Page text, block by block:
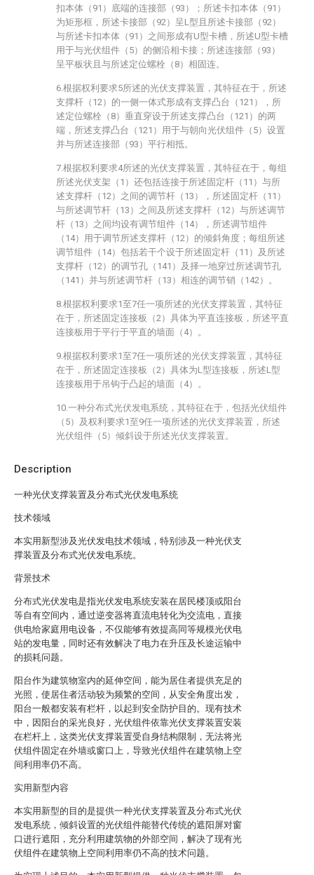
Description
一种光伏支撑装置及分布式光伏发电系统
技术领域
本实用新型涉及光伏发电技术领域，特别涉及一种光伏支
撑装置及分布式光伏发电系统。
背景技术
分布式光伏发电是指光伏发电系统安装在居民楼顶或阳台
等自有空间内，通过逆变器将直流电转化为交流电，直接
供电给家庭用电设备，不仅能够有效提高同等规模光伏电
站的发电量，同时还有效解决了电力在升压及长途运输中
的损耗问题。
阳台作为建筑物室内的延伸空间，能为居住者提供充足的
光照，使居住者活动较为频繁的空间，从安全角度出发，
阳台一般都安装有栏杆，以起到安全防护目的。现有技术
中，因阳台的采光良好，光伏组件依靠光伏支撑装置安装
在栏杆上，这类光伏支撑装置受自身结构限制，无法将光
伏组件固定在外墙或窗口上，导致光伏组件在建筑物上空
间利用率仍不高。
实用新型内容
本实用新型的目的是提供一种光伏支撑装置及分布式光伏
发电系统，倾斜设置的光伏组件能替代传统的遮阳屏对窗
口进行遮阳，充分利用建筑物的外部空间，解决了现有光
伏组件在建筑物上空间利用率仍不高的技术问题。
扣本体（91）底端的连接部（93）；所述卡扣本体（91）
为矩形框，所述卡接部（92）呈L型且所述卡接部（92）
与所述卡扣本体（91）之间形成有U型卡槽，所述U型卡槽
用于与光伏组件（5）的侧沿相卡接；所述连接部（93）
呈平板状且与所述定位螺栓（8）相固连。
6.根据权利要求5所述的光伏支撑装置，其特征在于，所述
支撑杆（12）的一侧一体式形成有支撑凸台（121），所
述定位螺栓（8）垂直穿设于所述支撑凸台（121）的两
端，所述支撑凸台（121）用于与朝向光伏组件（5）设置
并与所述连接部（93）平行相抵。
7.根据权利要求4所述的光伏支撑装置，其特征在于，每组
所述光伏支架（1）还包括连接于所述固定杆（11）与所
述支撑杆（12）之间的调节杆（13），所述固定杆（11）
与所述调节杆（13）之间及所述支撑杆（12）与所述调节
杆（13）之间均设有调节组件（14），所述调节组件
（14）用于调节所述支撑杆（12）的倾斜角度；每组所述
调节组件（14）包括若干个设于所述固定杆（11）及所述
支撑杆（12）的调节孔（141）及择一地穿过所述调节孔
（141）并与所述调节杆（13）相连的调节销（142）。
8.根据权利要求1至7任一项所述的光伏支撑装置，其特征
在于，所述固定连接板（2）具体为平直连接板，所述平直
连接板用于平行于平直的墙面（4）。
9.根据权利要求1至7任一项所述的光伏支撑装置，其特征
在于，所述固定连接板（2）具体为L型连接板，所述L型
连接板用于吊钩于凸起的墙面（4）。
10.一种分布式光伏发电系统，其特征在于，包括光伏组件
（5）及权利要求1至9任一项所述的光伏支撑装置，所述
光伏组件（5）倾斜设于所述光伏支撑装置。